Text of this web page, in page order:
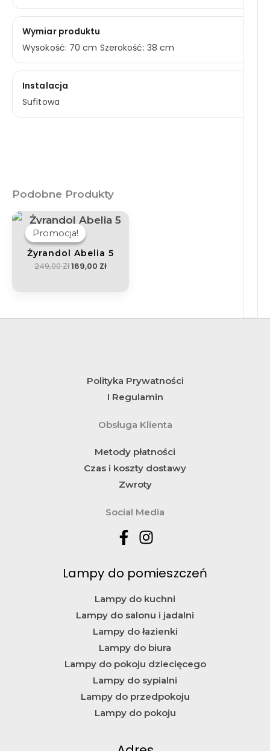
Wymiar produktu
Wysokość: 70 cm Szerokość: 38 cm
Instalacja
Sufitowa
Podobne Produkty
Promocja!
Promocja!
Żyrandol Abelia 5
249,00Zł
Pierwotna
Cena
Wynosiła:
249,00 Zł.
169,00 Zł
Aktualna
Cena
Polityka Prywatności
I Regulamin
Obsługa Klienta
Metody płatności
Czas i koszty dostawy
Zwroty
Social Media
Lampy do pomieszczeń
Lampy do kuchni
Lampy do salonu i jadalni
Lampy do łazienki
Lampy do biura
Lampy do pokoju dziecięcego
Lampy do sypialni
Lampy do przedpokoju
Lampy do pokoju